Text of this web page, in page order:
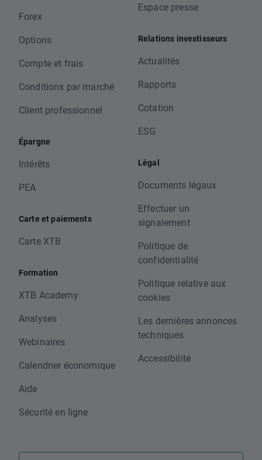
Forex
Options
Compte et frais
Conditions par marché
Client professionnel
Épargne
Intérêts
PEA
Carte et paiements
Carte XTB
Formation
XTB Academy
Analyses
Webinaires
Calendrier économique
Aide
Sécurité en ligne
Espace presse
Relations investisseurs
Actualités
Rapports
Cotation
ESG
Légal
Documents légaux
Effectuer un
signalement
Politique de
confidentialité
Politique relative aux
cookies
Les dernières annonces
techniques
Accessibilité